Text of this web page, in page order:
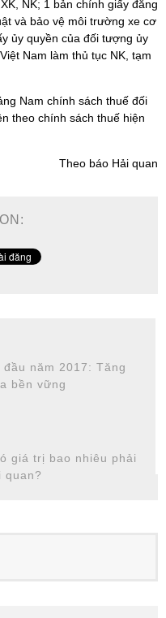
NK; 1 bản chính giấy đăng
và bảo vệ môi trường xe cơ
ủy quyền của đối tượng ủy
Nam làm thủ tục NK, tạm
Nam chính sách thuế đối
theo chính sách thuế hiện
Theo báo Hải quan
năm 2017: Tăng
bền vững
giá trị bao nhiêu phải
quan?